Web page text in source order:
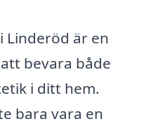
Linderöd är en
bevara både
i ditt hem.
bara vara en